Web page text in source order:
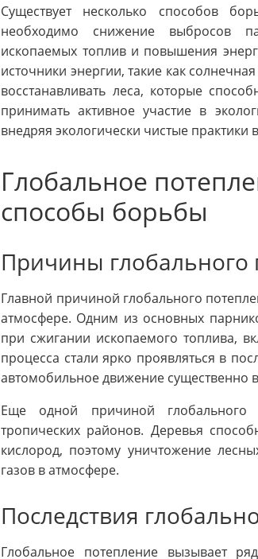
Существует несколько способов
необходимо снижение выбросов
ископаемых топлив и повышения
источники энергии, такие как
восстанавливать леса, которые
принимать активное участие в
внедряя экологически чистые
Глобальное
способы борьбы
Причины глобального
Главной причиной глобального
атмосфере. Одним из основных
при сжигании ископаемого топлива,
процесса стали ярко проявляться в
автомобильное движение существенно
Еще одной причиной глобального
тропических районов. Деревья
кислород, поэтому уничтожение
газов в атмосфере.
Последствия
Глобальное потепление вызывает